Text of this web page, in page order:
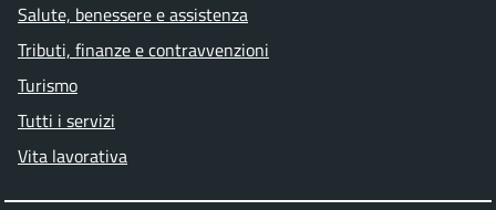
Salute, benessere e assistenza
Tributi, finanze e contravvenzioni
Turismo
Tutti i servizi
Vita lavorativa